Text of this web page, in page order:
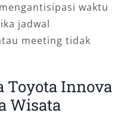
waktu
jadwal
meeting tidak
Toyota Innova
Wisata